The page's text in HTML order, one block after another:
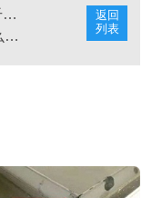
返回
列表
汇瑞快干型硅胶胶水是快干胶吗？有什么性能
汇瑞对pu胶水的品质有什么管控措施？